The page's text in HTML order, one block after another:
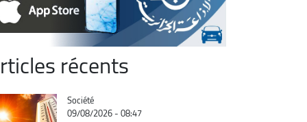
récents
Catégorie
Société
09/08/2026 - 08:47